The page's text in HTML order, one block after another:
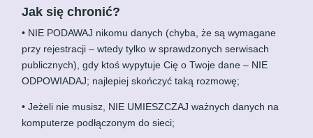
Jak się chronić?
• NIE PODAWAJ nikomu danych (chyba, że są wymagane
przy rejestracji – wtedy tylko w sprawdzonych serwisach
publicznych), gdy ktoś wypytuje Cię o Twoje dane – NIE
ODPOWIADAJ; najlepiej skończyć taką rozmowę;
• Jeżeli nie musisz, NIE UMIESZCZAJ ważnych danych na
komputerze podłączonym do sieci;